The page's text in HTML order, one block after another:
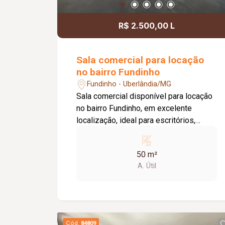
R$ 2.500,00 L
Sala comercial para locação
no bairro Fundinho
Fundinho - Uberlândia/MG
Sala comercial disponível para locação
no bairro Fundinho, em excelente
localização, ideal para escritórios,
profissionais liberais. O imóvel possui
aproximadamente 50 m², forro em
gesso, copa, ponto de água, interfone e
comercial conta com excelente
50 m²
A. Útil
Cód. 84809